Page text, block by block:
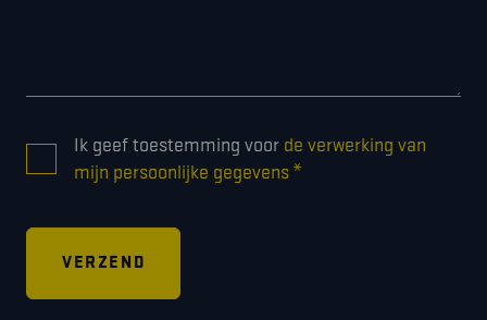
* Ik geef toestemming voor de verwerking van
mijn persoonlijke gegevens*